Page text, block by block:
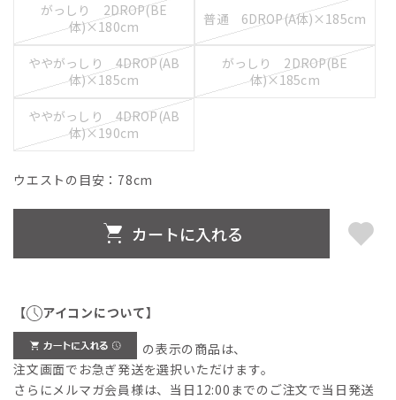
がっしり 2DROP(BE
体)×180cm
普通 6DROP(A体)×185cm
ややがっしり 4DROP(AB
体)×185cm
がっしり 2DROP(BE
体)×185cm
ややがっしり 4DROP(AB
体)×190cm
ウエストの目安： 78cm
カートに入れる
【 アイコンについて】
の表示の商品は、
注文画面でお急ぎ発送を選択いただけます。
さらにメルマガ会員様は、当日12:00までのご注文で当日発送